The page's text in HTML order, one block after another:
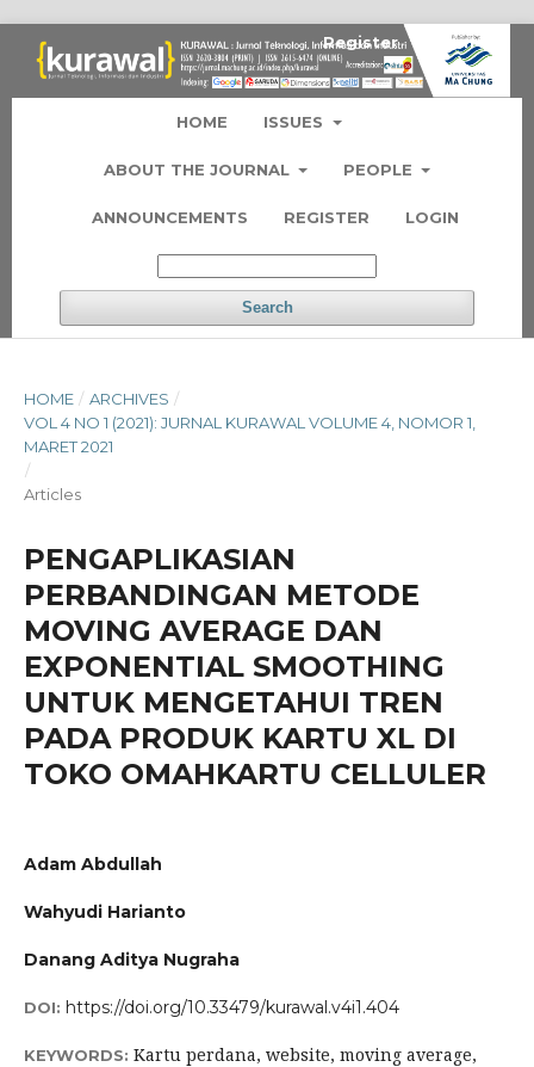
HOME ISSUES
ABOUT THE JOURNAL PEOPLE
ANNOUNCEMENTS REGISTER LOGIN
Search
Register Login
HOME / ARCHIVES /
VOL 4 NO 1 (2021): JURNAL KURAWAL VOLUME 4, NOMOR 1,
MARET 2021
/
Articles
PENGAPLIKASIAN
PERBANDINGAN METODE
MOVING AVERAGE DAN
EXPONENTIAL SMOOTHING
UNTUK MENGETAHUI TREN
PADA PRODUK KARTU XL DI
TOKO OMAHKARTU CELLULER
Adam Abdullah
Wahyudi Harianto
Danang Aditya Nugraha
DOI: https://doi.org/10.33479/kurawal.v4i1.404
KEYWORDS: Kartu perdana, website, moving average,